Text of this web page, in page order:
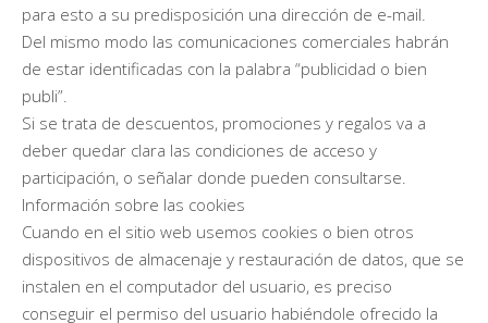
para esto a su predisposición una dirección de e-mail.
Del mismo modo las comunicaciones comerciales habrán
de estar identificadas con la palabra “publicidad o bien
publi”.
Si se trata de descuentos, promociones y regalos va a
deber quedar clara las condiciones de acceso y
participación, o señalar donde pueden consultarse.
Información sobre las cookies
Cuando en el sitio web usemos cookies o bien otros
dispositivos de almacenaje y restauración de datos, que se
instalen en el computador del usuario, es preciso
conseguir el permiso del usuario habiéndole ofrecido la